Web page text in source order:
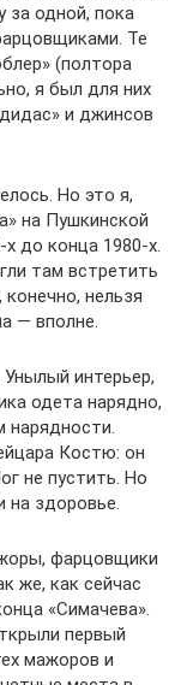
за одной, пока
Те
(полтора
я был для них
и джинсов
Но это я,
на Пушкинской
до конца 1980-х.
там встретить
нельзя
— вполне.
интерьер,
одета нарядно,
нарядности.
Костю: он
не пустить. Но
на здоровье.
фарцовщики
же, как сейчас
«Симачева».
первый
мажоров и